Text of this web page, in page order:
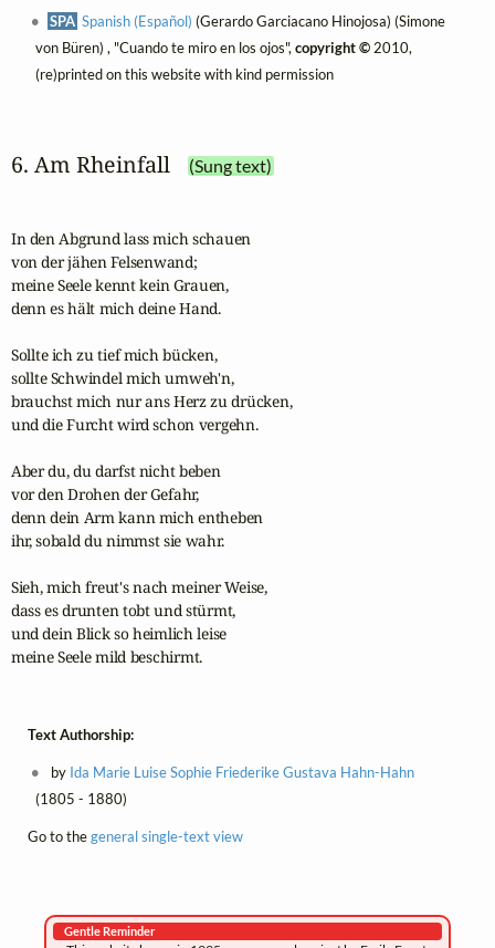
SPA Spanish (Español) (Gerardo Garciacano Hinojosa) (Simone
von Büren) , "Cuando te miro en los ojos", copyright ©2010,
(re)printed on this website with kind permission
6. Am Rheinfall (Sung text)
In den Abgrund lass mich schauen
von der jähen Felsenwand;
meine Seele kennt kein Grauen,
denn es hält mich deine Hand.
Sollte ich zu tief mich bücken,
sollte Schwindel mich umweh'n,
brauchst mich nur ans Herz zu drücken,
und die Furcht wird schon vergehn.
Aber du, du darfst nicht beben
vor den Drohen der Gefahr,
denn dein Arm kann mich entheben
ihr, sobald du nimmst sie wahr.
Sieh, mich freut's nach meiner Weise,
dass es drunten tobt und stürmt,
und dein Blick so heimlich leise
meine Seele mild beschirmt.
Text Authorship:
by Ida Marie Luise Sophie Friederike Gustava Hahn-Hahn
(1805 - 1880)
Go to thegeneral single-text view
Gentle Reminder